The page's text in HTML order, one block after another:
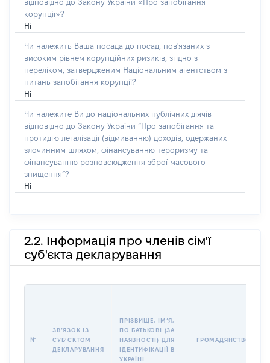
відповідно до Закону України «Про запобігання
корупції»?
Ні
Чи належить Ваша посада до посад, пов'язаних з
високим рівнем корупційних ризиків, згідно з
переліком, затвердженим Національним агентством з
питань запобігання корупції?
Ні
Чи належите Ви до національних публічних діячів
відповідно до Закону України “Про запобігання та
протидію легалізації (відмиванню) доходів, одержаних
злочинним шляхом, фінансуванню тероризму та
фінансуванню розповсюдження зброї масового
знищення”?
Ні
2.2. Інформація про членів сім'ї
суб'єкта декларування
№
ЗВʼЯЗОК ІЗ
СУБʼЄКТОМ
ДЕКЛАРУВАННЯ
ПРІЗВИЩЕ, ІМʼЯ,
ПО БАТЬКОВІ (ЗА
НАЯВНОСТІ) ДЛЯ
ІДЕНТИФІКАЦІЇ В
УКРАЇНІ
ГРОМАДЯНСТВО